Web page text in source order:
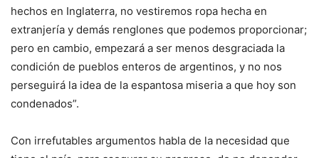
hechos en Inglaterra, no vestiremos ropa hecha en
extranjería y demás renglones que podemos proporcionar;
pero en cambio, empezará a ser menos desgraciada la
condición de pueblos enteros de argentinos, y no nos
perseguirá la idea de la espan­tosa miseria a que hoy son
condenados”.
Con irrefutables argumentos habla de la necesidad que